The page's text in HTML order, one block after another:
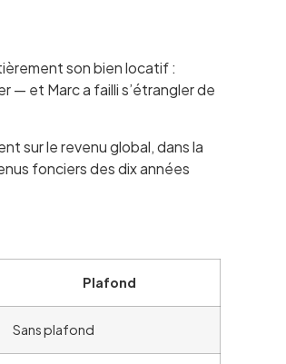
son bien locatif :
— et Marc a failli s’étrangler de
sur le revenu global, dans la
fonciers des dix années
Plafond
Sans plafond